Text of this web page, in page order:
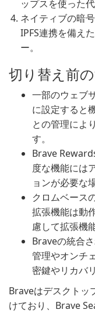
ップスを使った
ネイティブの暗
IPFS連携を備え
ー。
切り替え前
一部のウェブ
に設定すると
との管理によ
す。
Brave
度な機能には
ョンが必要な
クロムベース
拡張機能は動
慮して拡張機
Braveの統合
管理やオンチ
密鍵やリカバ
Braveはデスクトッ
けており、Brave